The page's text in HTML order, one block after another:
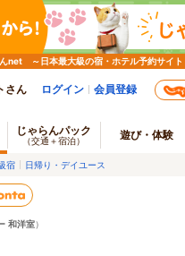
net ～日本最大級の宿・ホテル予約サイト
さん ログイン 会員登録
じゃらんパック
（交通＋宿泊） 遊び・体験
宿 日帰り・デイユース
和洋室）